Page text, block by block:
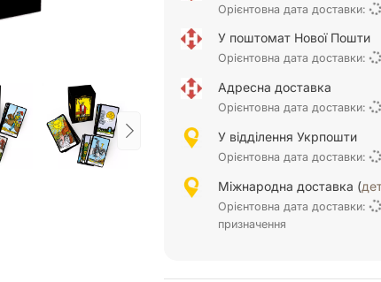
Орієнтовна дата доставки:
У поштомат Нової Пошти
Орієнтовна дата доставки:
Адресна доставка
Орієнтовна дата доставки:
У відділення Укрпошти
Орієнтовна дата доставки:
Міжнародна доставка (
Орієнтовна дата доставки:
призначення